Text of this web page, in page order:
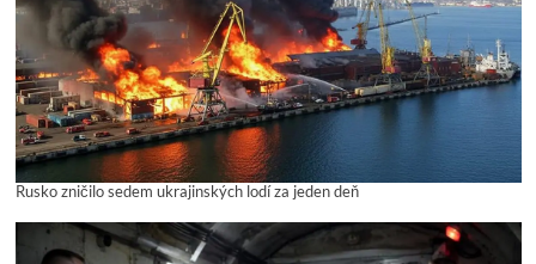
Rusko zničilo sedem ukrajinských lodí za jeden deň